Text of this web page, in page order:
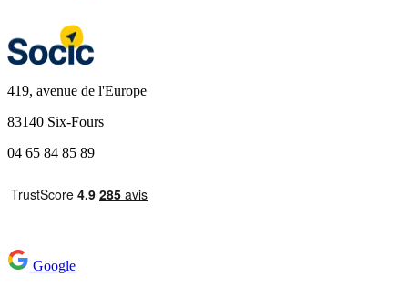
419, avenue de l'Europe
83140 Six-Fours
04 65 84 85 89
Google